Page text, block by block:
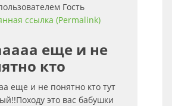
Гость
ссылка (Permalink)
еще и не
кто
еще и не понятно кто тут
это вас бабушки